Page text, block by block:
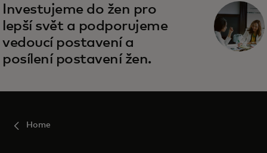
Investujeme do žen pro
lepší svět a podporujeme
vedoucí postavení a
posílení postavení žen.
Home